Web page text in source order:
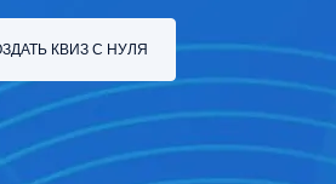
КВИЗ С НУЛЯ